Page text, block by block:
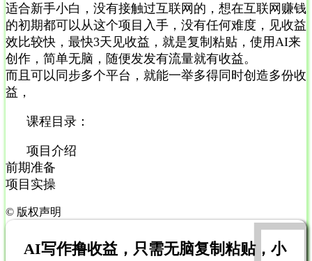
适合新手小白，没有接触过互联网的，想在互联网赚钱
的初期都可以从这个项目入手，没有任何难度，见收益
效比较快，最快3天见收益，就是复制粘贴，使用AI来
创作，简单无脑，随便发发有流量就有收益。
而且可以同步多个平台，就能一举多得同时创造多份收
益，
课程目录：
项目介绍
前期准备
项目实操
© 版权声明
AI写作撸收益，只需无脑复制粘贴，小